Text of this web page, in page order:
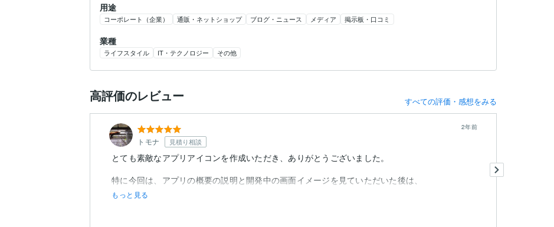
用途
コーポレート（企業） 通販・ネットショップ ブログ・ニュース メディア 掲示板・口コミ
業種
ライフスタイル IT・テクノロジー その他
高評価のレビュー すべての評価・感想をみる
トモナ 見積り相談
2年前
とても素敵なアプリアイコンを作成いただき、ありがとうございました。
特に今回は、アプリの概要の説明と開発中の画面イメージを見ていただいた後は、
もっと見る